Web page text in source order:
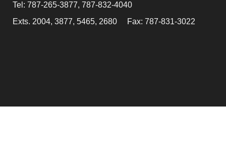
Tel: 787-265-3877, 787-832-4040
Exts. 2004, 3877, 5465, 2680
Fax: 787-831-3022